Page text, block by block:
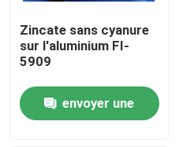
Zincate sans cyanure
sur l'aluminium FI-
5909
envoyer une